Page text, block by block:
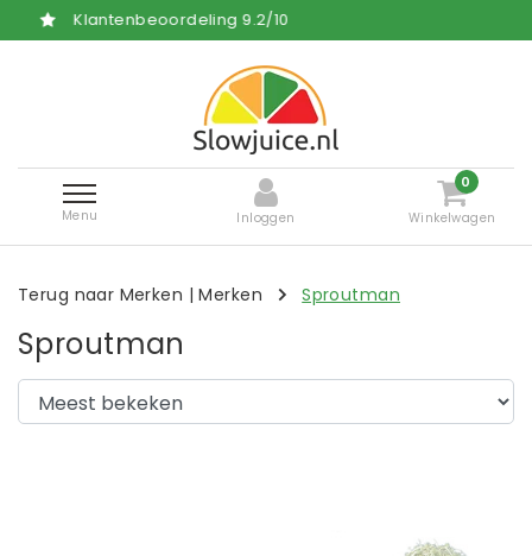
9.2/10
Menu Inloggen
0
Winkelwagen
Terug naar Merken |Merken Sproutman
Sproutman